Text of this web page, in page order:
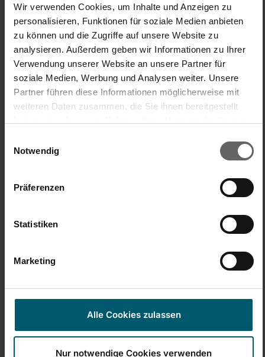
Wir verwenden Cookies, um Inhalte und Anzeigen zu
personalisieren, Funktionen für soziale Medien anbieten
zu können und die Zugriffe auf unsere Website zu
analysieren. Außerdem geben wir Informationen zu Ihrer
Verwendung unserer Website an unsere Partner für
soziale Medien, Werbung und Analysen weiter. Unsere
Partner führen diese Informationen möglicherweise mit
weiteren Daten zusammen, die Sie ihnen bereitgestellt
Cookies, wenn Sie unsere Webseite weiterhin nutzen.
Notwendig
Präferenzen
Statistiken
Marketing
Alle Cookies zulassen
Nur notwendige Cookies verwenden
bawełna - znakomicie wchłania nadmiar wody
Zapasowa głowica z bawełny do mopa Classic
marki Leifheit jest materiałem eksploatacyjnym i
niejest objęta gwarancją producenta.
Instrukcje bezpieczeństwa